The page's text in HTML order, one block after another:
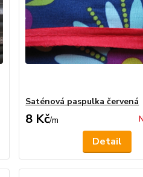
Saténová paspulka červená
8 Kč/m
Detail